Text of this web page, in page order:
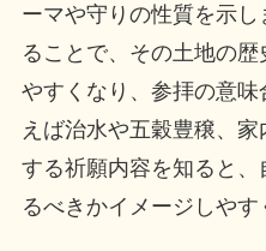
ーマや守りの性質を示
ることで、その土地の
やすくなり、参拝の意味
えば治水や五穀豊穣、
する祈願内容を知ると
るべきかイメージしやす